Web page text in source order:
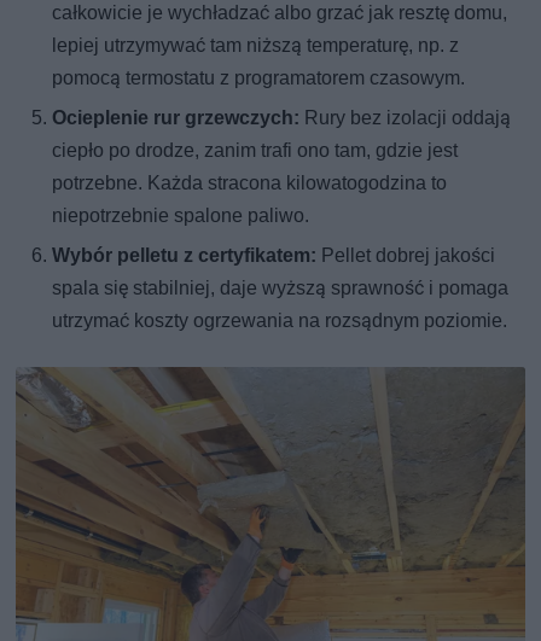
całkowicie je wychładzać albo grzać jak resztę domu,
lepiej utrzymywać tam niższą temperaturę, np. z
pomocą termostatu z programatorem czasowym.
Ocieplenie rur grzewczych: Rury bez izolacji oddają
ciepło po drodze, zanim trafi ono tam, gdzie jest
potrzebne. Każda stracona kilowatogodzina to
niepotrzebnie spalone paliwo.
Wybór pelletu z certyfikatem: Pellet dobrej jakości
spala się stabilniej, daje wyższą sprawność i pomaga
utrzymać koszty ogrzewania na rozsądnym poziomie.